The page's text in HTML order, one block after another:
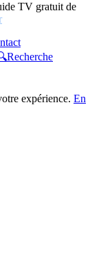
TV gratuit de
Recherche
expérience. En